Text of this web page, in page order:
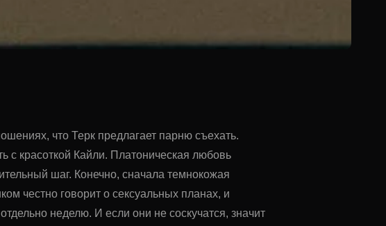
что Терк предлагает парню съехать.
с красоткой Кайли. Платоническая любовь
шаг. Конечно, сначала темнокожая
честно говорит о сексуальных планах, и
неделю. И если они не соскучатся, значит